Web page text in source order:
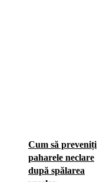
Cum să preveniți
paharele neclare
după spălarea